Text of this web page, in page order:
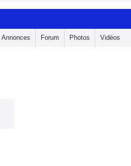
Annonces Forum Photos Vidéos